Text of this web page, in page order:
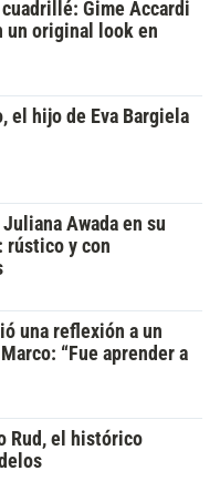
Gime Accardi
un original look en
el hijo de Eva Bargiela
Awada en su
rústico y con
una reflexión a un
“Fue aprender a
Rud, el histórico